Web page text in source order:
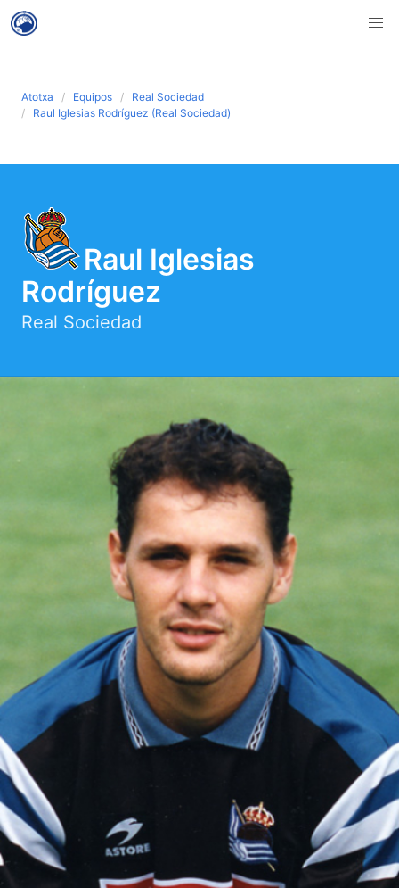
Atotxa Equipos
Real Sociedad
Raul Iglesias Rodríguez (Real Sociedad)
Raul Iglesias
Rodríguez
Real Sociedad